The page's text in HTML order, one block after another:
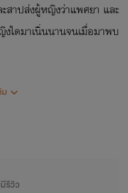
สาปส่งผู้หญิงว่าแพศยา และ
งใดมาเนิ่นนานจนเมื่อมาพบ
ด้วยความสนิทสนมที่เธอมี
วกหญิงรักหญิงทำให้เขามัก
รีวิว